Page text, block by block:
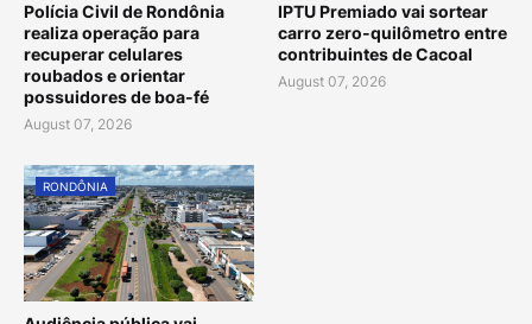
Polícia Civil de Rondônia
realiza operação para
recuperar celulares
roubados e orientar
possuidores de boa-fé
August 07, 2026
IPTU Premiado vai sortear
carro zero-quilômetro entre
contribuintes de Cacoal
August 07, 2026
RONDÔNIA